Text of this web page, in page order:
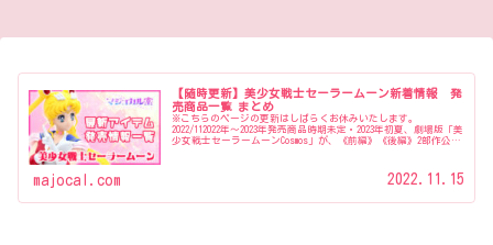
【随時更新】美少女戦士セーラームーン新着情報 発
売商品一覧 まとめ
※こちらのページの更新はしばらくお休みいたします。
2022/112022年〜2023年発売商品時期未定・2023年初夏、劇場版「美
少女戦士セーラームーンCosmos」が、《前編》《後編》2部作公開
majocal.com 2022.11.15